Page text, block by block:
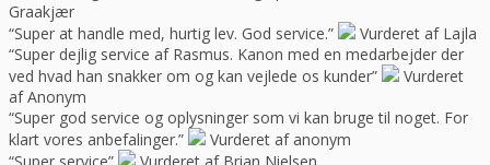
Graakjær
“Super at handle med, hurtig lev. God service.”
Vurderet af Lajla
“Super dejlig service af Rasmus. Kanon med en medarbejder der
ved hvad han snakker om og kan vejlede os kunder”
Vurderet
af Anonym
“Super god service og oplysninger som vi kan bruge til noget. For
klart vores anbefalinger.”
Vurderet af anonym
“Super service”
Vurderet af Brian Nielsen